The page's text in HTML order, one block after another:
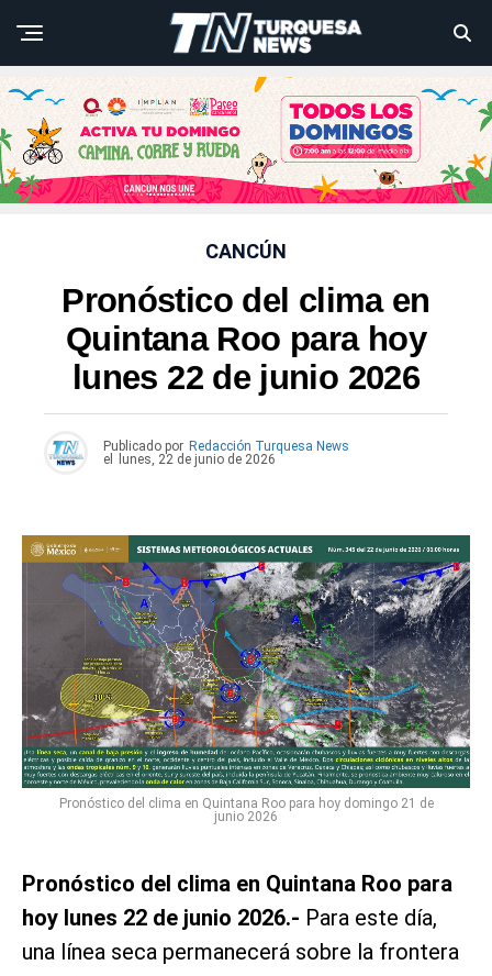
CANCÚN
Pronóstico del clima en
Quintana Roo para hoy
lunes 22 de junio 2026
Publicado por Redacción Turquesa News
el
lunes, 22 de junio de 2026
Pronóstico del clima en Quintana Roo para hoy domingo 21 de
junio 2026
Pronóstico del clima en Quintana Roo para
hoy lunes 22 de junio 2026.- Para este día,
una línea seca permanecerá sobre la frontera